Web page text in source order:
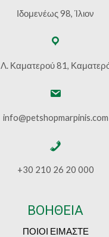
Ιδομενέως 98, Ίλιον
Λ. Καματερού 81,
info@petshopmarpinis.com
+30 210 26 20 000
ΒΟΗΘΕΙΑ
ΠΟΙΟΙ ΕΙΜΑΣΤΕ